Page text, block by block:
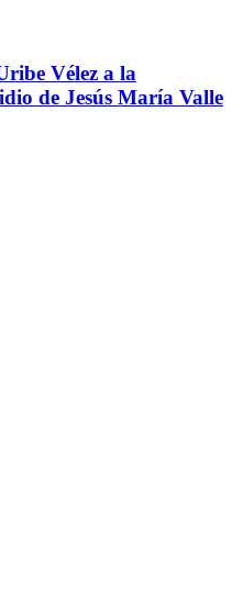
Vélez a la
de Jesús María Valle